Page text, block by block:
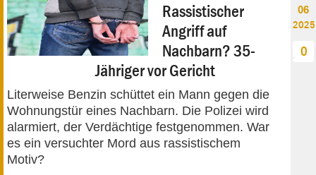
Rassistischer
Angriff auf
Nachbarn? 35-
Jähriger vor Gericht
Literweise Benzin schüttet ein Mann gegen die
Wohnungstür eines Nachbarn. Die Polizei wird
alarmiert, der Verdächtige festgenommen. War
es ein versuchter Mord aus rassistischem
Motiv?
06
2025
0